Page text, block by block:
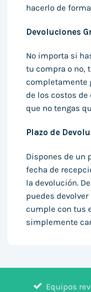
hacerlo de
Devoluciones
No importa si
tu compra o no,
completamente
de los costos de
que no tengas
Plazo de
Dispones de un
fecha de
la devolución.
puedes
cumple con tus
simplemente
Equipos